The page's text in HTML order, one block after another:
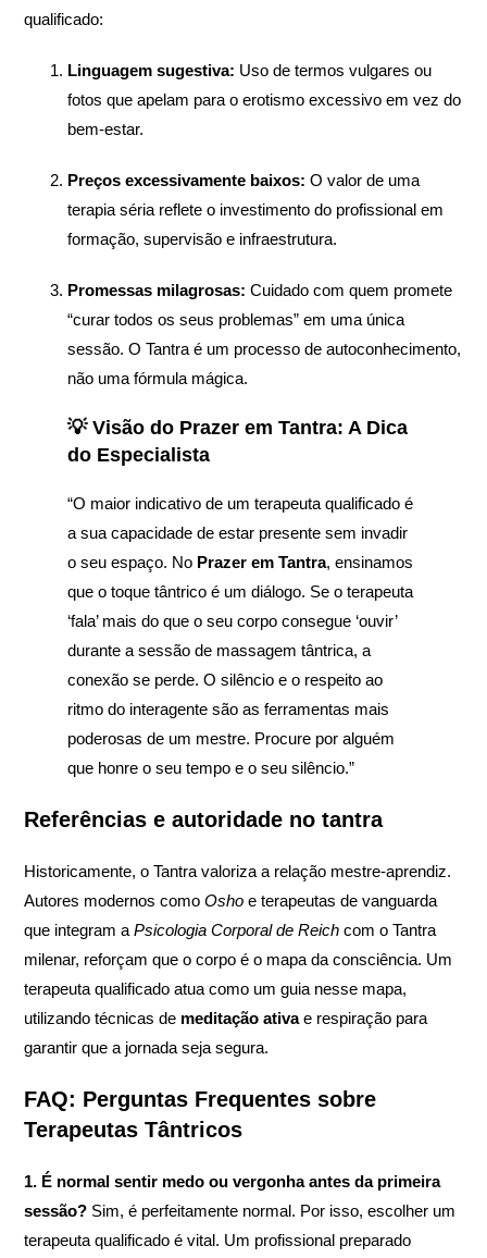
qualificado:
Linguagem sugestiva: Uso de termos vulgares ou
fotos que apelam para o erotismo excessivo em vez do
bem-estar.
Preços excessivamente baixos: O valor de uma
terapia séria reflete o investimento do profissional em
formação, supervisão e infraestrutura.
Promessas milagrosas: Cuidado com quem promete
“curar todos os seus problemas” em uma única
sessão. O Tantra é um processo de autoconhecimento,
não uma fórmula mágica.
💡 Visão do Prazer em Tantra: A Dica
do Especialista
“O maior indicativo de um terapeuta qualificado é
a sua capacidade de estar presente sem invadir
o seu espaço. No Prazer em Tantra, ensinamos
que o toque tântrico é um diálogo. Se o terapeuta
‘fala’ mais do que o seu corpo consegue ‘ouvir’
durante a sessão de massagem tântrica, a
conexão se perde. O silêncio e o respeito ao
ritmo do interagente são as ferramentas mais
poderosas de um mestre. Procure por alguém
que honre o seu tempo e o seu silêncio.”
Referências e autoridade no tantra
Historicamente, o Tantra valoriza a relação mestre-aprendiz.
Autores modernos comoOsho e terapeutas de vanguarda
que integram aPsicologia Corporal de Reich com o Tantra
milenar, reforçam que o corpo é o mapa da consciência. Um
terapeuta qualificado atua como um guia nesse mapa,
utilizando técnicas de meditação ativae respiração para
garantir que a jornada seja segura.
FAQ: Perguntas Frequentes sobre
Terapeutas Tântricos
1. É normal sentir medo ou vergonha antes da primeira
sessão? Sim, é perfeitamente normal. Por isso, escolher um
terapeuta qualificado é vital. Um profissional preparado